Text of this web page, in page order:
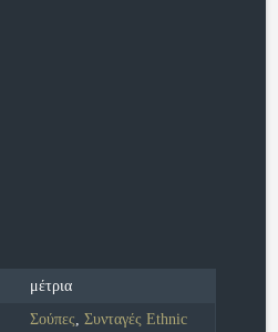
μέτρια
Σούπες, Συνταγές Ethnic